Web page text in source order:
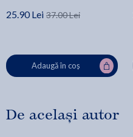
25.90 Lei 37.00 Lei
Adaugă în coș
De același autor